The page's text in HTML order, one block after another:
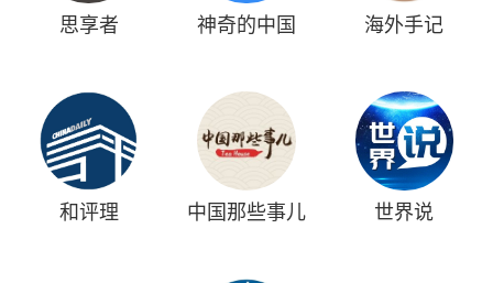
思享者 神奇的中国 海外手记
和评理 中国那些事儿 世界说